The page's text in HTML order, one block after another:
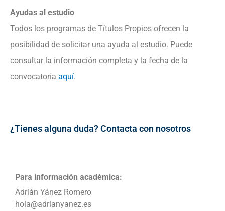
Ayudas al estudio
Todos los programas de Títulos Propios ofrecen la
posibilidad de solicitar una ayuda al estudio. Puede
consultar la información completa y la fecha de la
convocatoria aquí.
¿Tienes alguna duda? Contacta con nosotros
Para información académica:
Adrián Yánez Romero
hola@adrianyanez.es